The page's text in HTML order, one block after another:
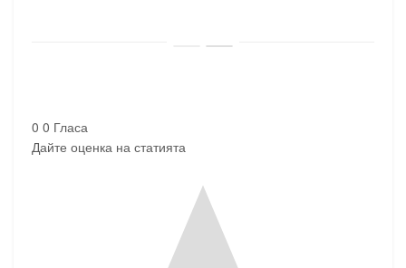
0 0 Гласа
Дайте оценка на статията